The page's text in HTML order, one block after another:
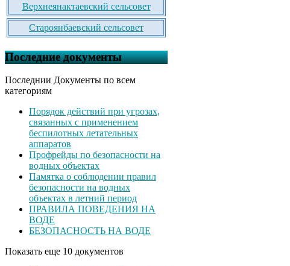
Верхнеянактаевский сельсовет
Староянбаевский сельсовет
Последние документы
Последнии Документы по всем
категориям
Порядок действий при угрозах,
связанных с применением
беспилотных летательных
аппаратов
Профрейды по безопасности на
водных объектах
Памятка о соблюдении правил
безопасности на водных
объектах в летний период
ПРАВИЛА ПОВЕДЕНИЯ НА
ВОДЕ
БЕЗОПАСНОСТЬ НА ВОДЕ
Показать еще 10 документов